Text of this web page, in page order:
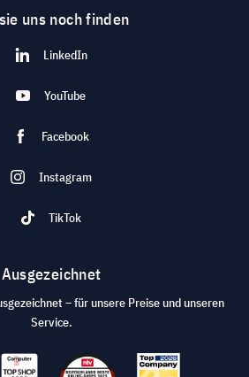
uns noch finden
LinkedIn
YouTube
Facebook
Instagram
TikTok
Ausgezeichnet
– für unsere Preise und unseren
Service.